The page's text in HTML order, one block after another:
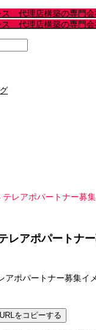
テレアポパートナー募集
レアポパートナ
をコピーする